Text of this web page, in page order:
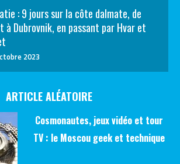
: 9 jours sur la côte dalmate, de
à Dubrovnik, en passant par Hvar et
2023
ARTICLE ALÉATOIRE
Cosmonautes, jeux vidéo et tour
TV : le Moscou geek et technique